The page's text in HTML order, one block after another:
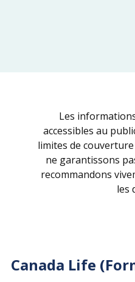
Les
accessibles au
limites de
ne garantissons
recommandons
les
Canada Life